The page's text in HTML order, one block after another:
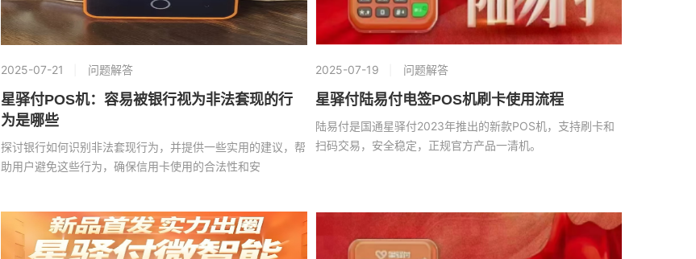
2025-07-21 问题解答
星驿付POS机：容易被银行视为非法套现的行
为是哪些
探讨银行如何识别非法套现行为，并提供一些实用的建议，帮
助用户避免这些行为，确保信用卡使用的合法性和安
2025-07-19 问题解答
星驿付陆易付电签POS机刷卡使用流程
陆易付是国通星驿付2023年推出的新款POS机，支持刷卡和
扫码交易，安全稳定，正规官方产品一清机。